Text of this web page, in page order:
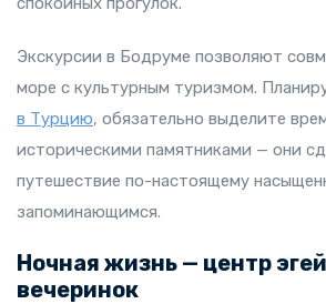
Экскурсии в Бодруме позволяют
море с культурным туризмом.
в Турцию, обязательно выделите
историческими памятниками — они
путешествие по-настоящему
запоминающимся.
Ночная жизнь — центр
вечеринок